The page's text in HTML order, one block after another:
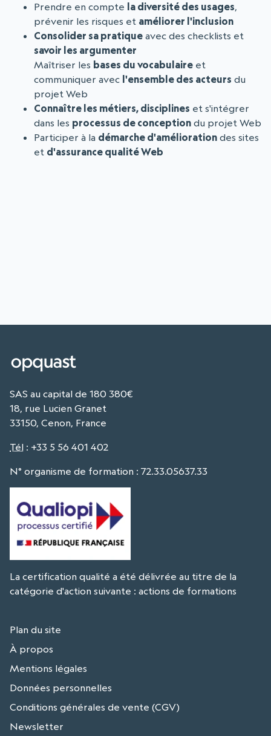
Prendre en compte la diversité des usages,
prévenir les risques et améliorer l'inclusion
Consolider sa pratique avec des checklists et
savoir les argumenter
Maîtriser les bases du vocabulaire et
communiquer avec l'ensemble des acteurs du
projet Web
Connaître les métiers, disciplines et s'intégrer
dans les processus de conception du projet Web
Participer à la démarche d'amélioration des sites
et d'assurance qualité Web
SAS au capital de 180 380€
18, rue Lucien Granet
33150, Cenon, France
Tél : +33 5 56 401 402
N° organisme de formation : 72.33.05637.33
La certification qualité a été délivrée au titre de la
catégorie d'action suivante : actions de formations
Plan du site
À propos
Mentions légales
Données personnelles
Conditions générales de vente (CGV)
Newsletter